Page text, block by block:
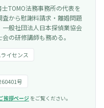
TOMO法務事務所の代表を
から慰謝料請求・離婚問題
一般社団法人日本探偵業協会
の研修講師も務める。
イセンス
号
挨拶ページ をご覧ください。